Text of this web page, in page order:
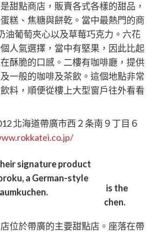
甜點商店，販賣各式各樣的甜品，
糕、焦糖與餅乾。當中最熱門的商
油葡萄夾心以及草莓巧克力。六花
人氣選擇，當中有堅果，因此比起
酥脆的口感。二樓有咖啡廳，提供
一般的咖啡及茶飲。這個地點非常
料，順便從樓上大型窗戶往外看看
北海道帶廣市西２条南９丁目６
店
signature product
a German-style
位於帶廣的主要甜點店。座落在帶